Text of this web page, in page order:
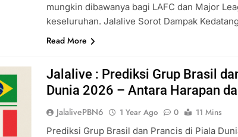
mungkin dibawanya bagi LAFC dan Major
keseluruhan. Jalalive Sorot Dampak
Read More
Jalalive : Prediksi Grup Brasil
Dunia 2026 – Antara Harapan
JalalivePBN6 1 Year Ago 0
11 Mins
Prediksi Grup Brasil dan Prancis di Piala